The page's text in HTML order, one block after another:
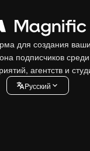
для создания
подписчиков
агентств и
Pусский